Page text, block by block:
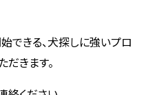
できる、犬探しに強いプロ
きます。